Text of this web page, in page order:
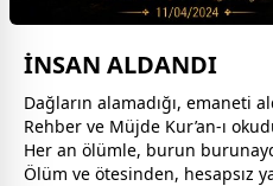
İNSAN ALDANDI
Dağların alamadığı, emaneti
Rehber ve Müjde Kur’an-ı
Her an ölümle, burun
Ölüm ve ötesinden, hesapsız